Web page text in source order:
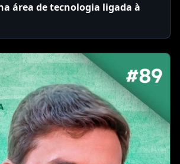
área de tecnologia ligada à